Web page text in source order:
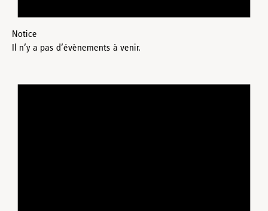
Notice
Il n’y a pas d’évènements à venir.